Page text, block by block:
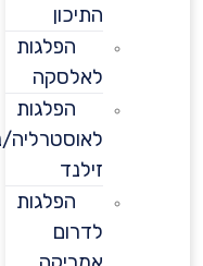
התיכון
הפלגות
לאלסקה
הפלגות
לאוסטרליה/ניו
הפלגות
לדרום